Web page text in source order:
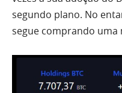
segundo plano. No
segue comprando uma